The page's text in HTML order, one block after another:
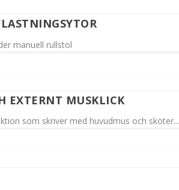
manuell rullstol
EXTERNT MUSKLICK
som skriver med huvudmus och sköter...